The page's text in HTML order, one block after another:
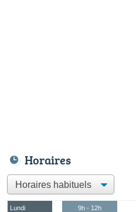
Horaires
Lundi 9h - 12h